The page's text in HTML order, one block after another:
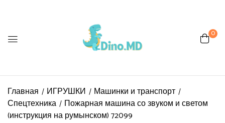
0
Главная ИГРУШКИ
Машинки и транспорт
Спецтехника
Пожарная машина со звуком и светом
(инструкция на румынском) 72099